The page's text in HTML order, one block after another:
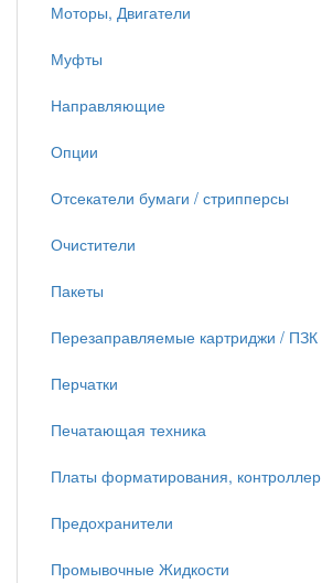
Моторы, Двигатели
Муфты
Направляющие
Опции
Отсекатели бумаги / стрипперсы
Очистители
Пакеты
Перезаправляемые картриджи / ПЗК
Перчатки
Печатающая техника
Платы форматирования, контроллер
Предохранители
Промывочные Жидкости